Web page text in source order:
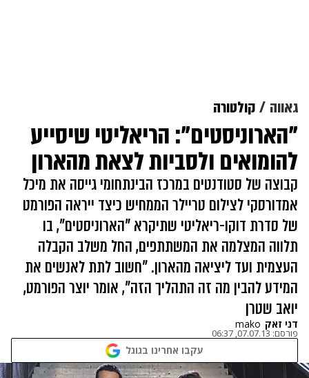
גאווה קולטורה
"הארוניסטים": הריאליטי שיסייע
להומואים ולסביות לצאת מהארון
קבוצה של סטודנטים במרכז הבינתחומי גייסה את מיכל
אמדורסקי לצילום טריילר הממחיש כיצד ייראה הפורמט
של סדרת דוקו-ריאליטי שתיקרא "הארוניסטים", בו
תלווה המצלמה את המשתתפים, החל משלב הקבלה
העצמית ועד ליציאה מהארון. "חשוב לתת לאנשים את
המידע להבין מה זה התהליך הזה", אומר יוצר הפורמט,
יואב שטרן
דני זאק mako
פורסם: 07.07.13, 06:37
עקבו אחרינו בגוגל